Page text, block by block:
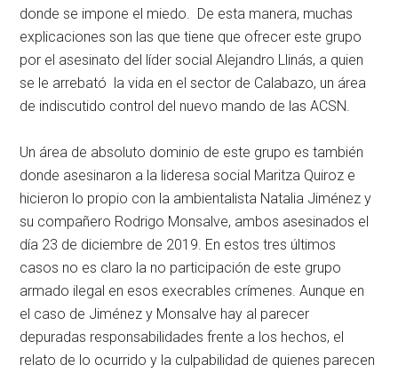
donde se impone el miedo. De esta manera, muchas
explicaciones son las que tiene que ofrecer este grupo
por el asesinato del líder social Alejandro Llinás, a quien
se le arrebató la vida en el sector de Calabazo, un área
de indiscutido control del nuevo mando de las ACSN.
Un área de absoluto dominio de este grupo es también
donde asesinaron a la lideresa social Maritza Quiroz e
hicieron lo propio con la ambientalista Natalia Jiménez y
su compañero Rodrigo Monsalve, ambos asesinados el
día 23 de diciembre de 2019. En estos tres últimos
casos no es claro la no participación de este grupo
armado ilegal en esos execrables crímenes. Aunque en
el caso de Jiménez y Monsalve hay al parecer
depuradas responsabilidades frente a los hechos, el
relato de lo ocurrido y la culpabilidad de quienes parecen